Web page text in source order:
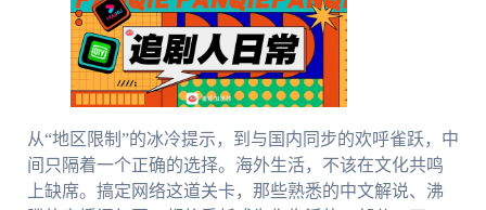
从“地区限制”的冰冷提示，到与国内同步的欢呼雀跃，中
间只隔着一个正确的选择。海外生活，不该在文化共鸣
上缺席。搞定网络这道关卡，那些熟悉的中文解说、沸